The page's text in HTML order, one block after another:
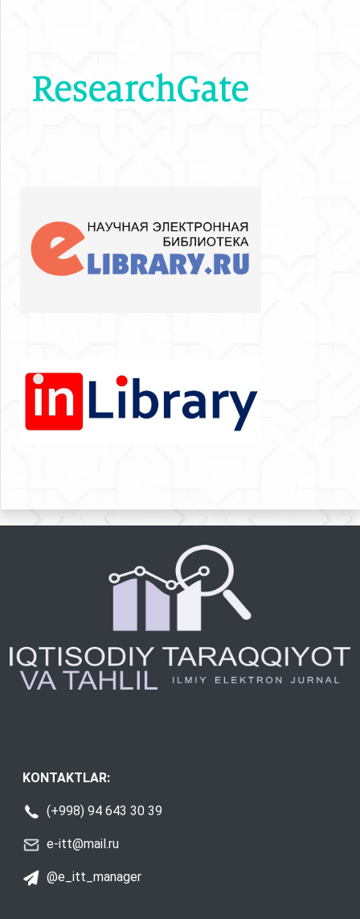
KONTAKTLAR:
(+998) 94 643 30 39
e-itt@mail.ru
@e_itt_manager